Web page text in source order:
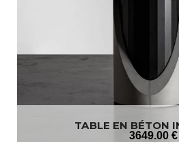
TABLE EN BÉTON
3649.00 €